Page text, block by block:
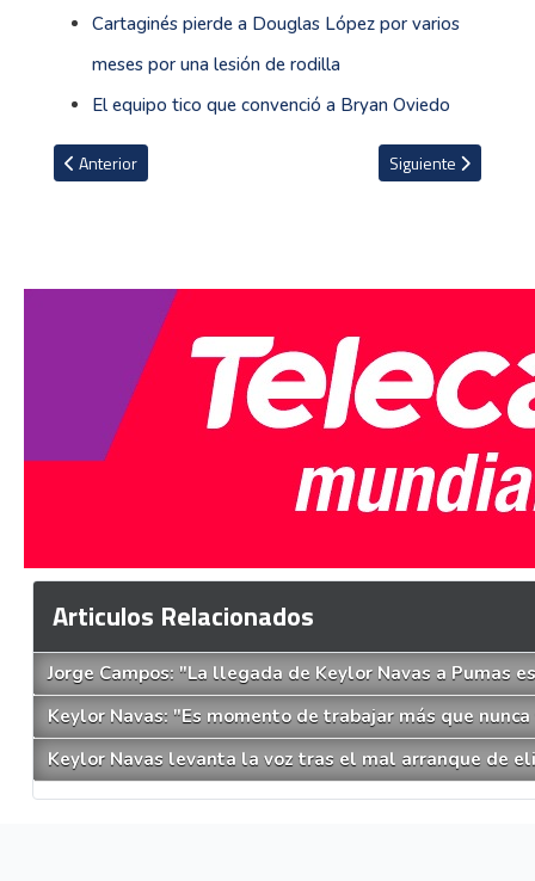
Cartaginés pierde a Douglas López por varios
meses por una lesión de rodilla
El equipo tico que convenció a Bryan Oviedo
Artículo anterior: Fedefútbol confirma noticia sobre el Estadio
Anterior Artículo siguiente:
Siguiente
Articulos Relacionados
Jorge Campos: "La llegada de Keylor Navas a Pumas
Keylor Navas: "Es momento de trabajar más que
Keylor Navas levanta la voz tras el mal arranque de